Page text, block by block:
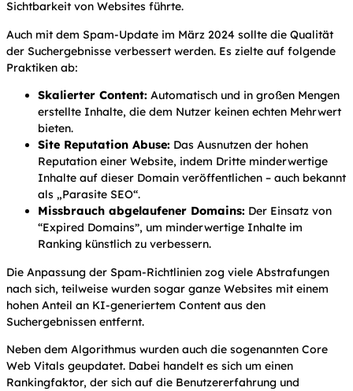
Sichtbarkeit von Websites führte.
Auch mit dem Spam-Update im März 2024 sollte die Qualität
der Suchergebnisse verbessert werden. Es zielte auf folgende
Praktiken ab:
Skalierter Content: Automatisch und in großen Mengen
erstellte Inhalte, die dem Nutzer keinen echten Mehrwert
bieten.
Site Reputation Abuse: Das Ausnutzen der hohen
Reputation einer Website, indem Dritte minderwertige
Inhalte auf dieser Domain veröffentlichen – auch bekannt
als „Parasite SEO“.
Missbrauch abgelaufener Domains: Der Einsatz von
“Expired Domains”, um minderwertige Inhalte im
Ranking künstlich zu verbessern.
Die Anpassung der Spam-Richtlinien zog viele Abstrafungen
nach sich, teilweise wurden sogar ganze Websites mit einem
hohen Anteil an KI-generiertem Content aus den
Suchergebnissen entfernt.
Neben dem Algorithmus wurden auch die sogenannten Core
Web Vitals geupdatet. Dabei handelt es sich um einen
Rankingfaktor, der sich auf die Benutzererfahrung und